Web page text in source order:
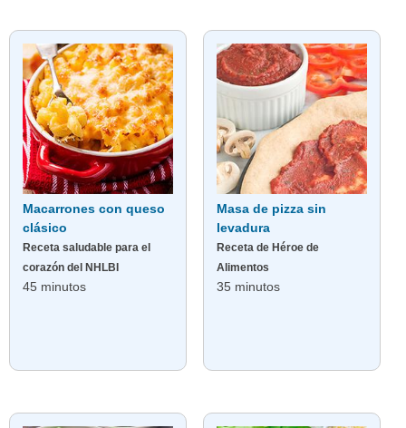
Macarrones con queso
clásico
Receta saludable para el
corazón del NHLBI
45 minutos
Masa de pizza sin
levadura
Receta de Héroe de
Alimentos
35 minutos